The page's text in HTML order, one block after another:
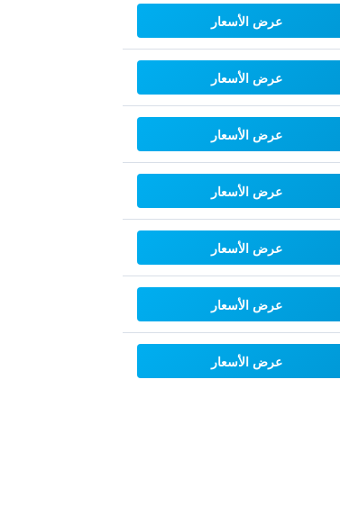
عرض الأسعار
عرض الأسعار
عرض الأسعار
عرض الأسعار
عرض الأسعار
عرض الأسعار
عرض الأسعار